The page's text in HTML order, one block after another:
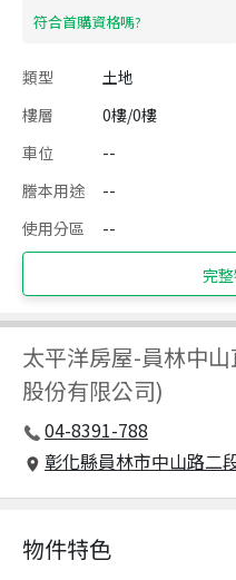
​符合首購資格嗎?
類型 土地
樓層
0樓/0樓
車位
--
謄本用途
--
使用分區
--
完
太平洋房屋-員林中
股份有限公司)
04-8391-788
彰化縣員林市中山路二
物件特色